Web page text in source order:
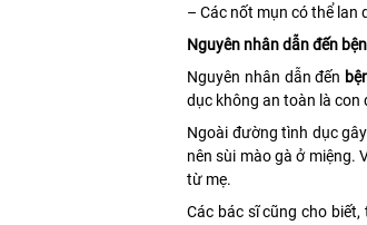
– Các nốt mụn có thể lan
Nguyên nhân dẫn đến
Nguyên nhân dẫn đến
dục không an toàn là con
Ngoài đường tình dục
nên sùi mào gà ở miệng.
từ mẹ.
Các bác sĩ cũng cho